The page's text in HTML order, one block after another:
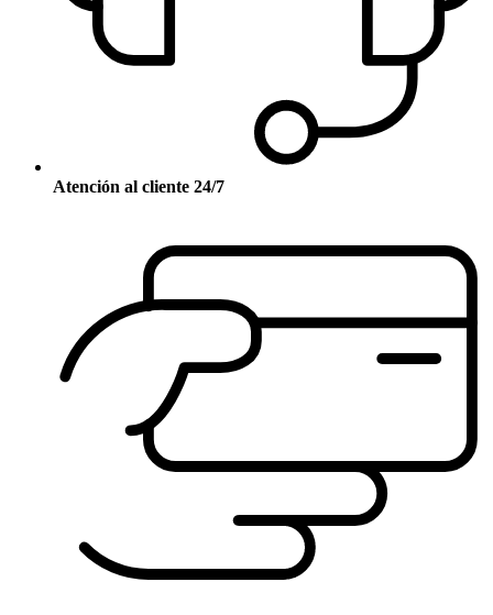
Atención al cliente 24/7